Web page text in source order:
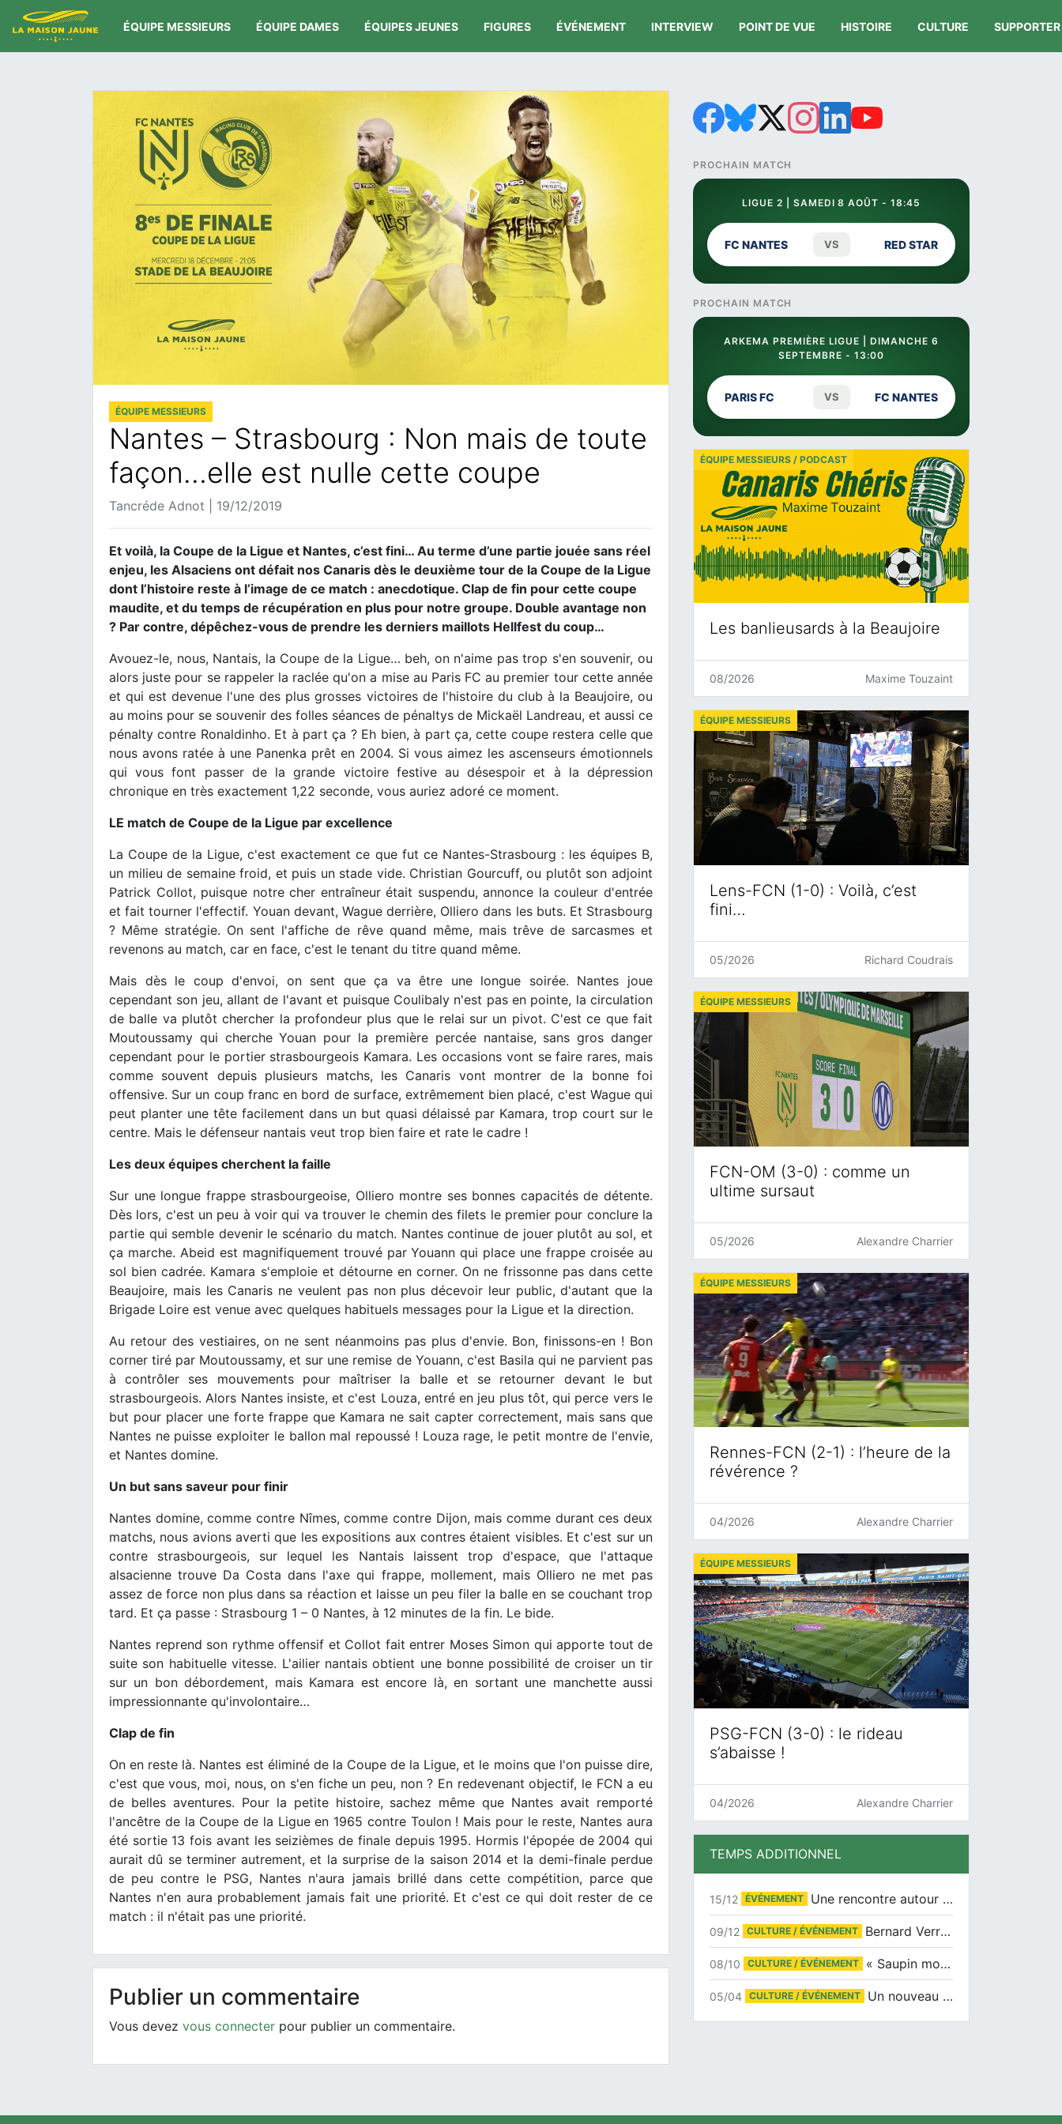
ÉQUIPE MESSIEURS ÉQUIPE DAMES ÉQUIPES JEUNES FIGURES ÉVÉNEMENT INTERVIEW POINT DE VUE HISTOIRE CULTURE SUPPORTER
ÉQUIPE MESSIEURS
Nantes – Strasbourg : Non mais de toute
façon…elle est nulle cette coupe
Tancréde Adnot | 19/12/2019
Et voilà, la Coupe de la Ligue et Nantes, c’est fini… Au terme d’une partie jouée sans réel
enjeu, les Alsaciens ont défait nos Canaris dès le deuxième tour de la Coupe de la Ligue
dont l’histoire reste à l’image de ce match : anecdotique. Clap de fin pour cette coupe
maudite, et du temps de récupération en plus pour notre groupe. Double avantage non
? Par contre, dépêchez-vous de prendre les derniers maillots Hellfest du coup…
Avouez-le, nous, Nantais, la Coupe de la Ligue… beh, on n'aime pas trop s'en souvenir, ou
alors juste pour se rappeler la raclée qu'on a mise au Paris FC au premier tour cette année
et qui est devenue l'une des plus grosses victoires de l'histoire du club à la Beaujoire, ou
au moins pour se souvenir des folles séances de pénaltys de Mickaël Landreau, et aussi ce
pénalty contre Ronaldinho. Et à part ça ? Eh bien, à part ça, cette coupe restera celle que
nous avons ratée à une Panenka prêt en 2004. Si vous aimez les ascenseurs émotionnels
qui vous font passer de la grande victoire festive au désespoir et à la dépression
chronique en très exactement 1,22 seconde, vous auriez adoré ce moment.
LE match de Coupe de la Ligue par excellence
La Coupe de la Ligue, c'est exactement ce que fut ce Nantes-Strasbourg : les équipes B,
un milieu de semaine froid, et puis un stade vide. Christian Gourcuff, ou plutôt son adjoint
Patrick Collot, puisque notre cher entraîneur était suspendu, annonce la couleur d'entrée
et fait tourner l'effectif. Youan devant, Wague derrière, Olliero dans les buts. Et Strasbourg
? Même stratégie. On sent l'affiche de rêve quand même, mais trêve de sarcasmes et
revenons au match, car en face, c'est le tenant du titre quand même.
Mais dès le coup d'envoi, on sent que ça va être une longue soirée. Nantes joue
cependant son jeu, allant de l'avant et puisque Coulibaly n'est pas en pointe, la circulation
de balle va plutôt chercher la profondeur plus que le relai sur un pivot. C'est ce que fait
Moutoussamy qui cherche Youan pour la première percée nantaise, sans gros danger
cependant pour le portier strasbourgeois Kamara. Les occasions vont se faire rares, mais
comme souvent depuis plusieurs matchs, les Canaris vont montrer de la bonne foi
offensive. Sur un coup franc en bord de surface, extrêmement bien placé, c'est Wague qui
peut planter une tête facilement dans un but quasi délaissé par Kamara, trop court sur le
centre. Mais le défenseur nantais veut trop bien faire et rate le cadre !
Les deux équipes cherchent la faille
Sur une longue frappe strasbourgeoise, Olliero montre ses bonnes capacités de détente.
Dès lors, c'est un peu à voir qui va trouver le chemin des filets le premier pour conclure la
partie qui semble devenir le scénario du match. Nantes continue de jouer plutôt au sol, et
ça marche. Abeid est magnifiquement trouvé par Youann qui place une frappe croisée au
sol bien cadrée. Kamara s'emploie et détourne en corner. On ne frissonne pas dans cette
Beaujoire, mais les Canaris ne veulent pas non plus décevoir leur public, d'autant que la
Brigade Loire est venue avec quelques habituels messages pour la Ligue et la direction.
Au retour des vestiaires, on ne sent néanmoins pas plus d'envie. Bon, finissons-en ! Bon
corner tiré par Moutoussamy, et sur une remise de Youann, c'est Basila qui ne parvient pas
à contrôler ses mouvements pour maîtriser la balle et se retourner devant le but
strasbourgeois. Alors Nantes insiste, et c'est Louza, entré en jeu plus tôt, qui perce vers le
but pour placer une forte frappe que Kamara ne sait capter correctement, mais sans que
Nantes ne puisse exploiter le ballon mal repoussé ! Louza rage, le petit montre de l'envie,
et Nantes domine.
Un but sans saveur pour finir
Nantes domine, comme contre Nîmes, comme contre Dijon, mais comme durant ces deux
matchs, nous avions averti que les expositions aux contres étaient visibles. Et c'est sur un
contre strasbourgeois, sur lequel les Nantais laissent trop d'espace, que l'attaque
alsacienne trouve Da Costa dans l'axe qui frappe, mollement, mais Olliero ne met pas
assez de force non plus dans sa réaction et laisse un peu filer la balle en se couchant trop
tard. Et ça passe : Strasbourg 1 – 0 Nantes, à 12 minutes de la fin. Le bide.
Nantes reprend son rythme offensif et Collot fait entrer Moses Simon qui apporte tout de
suite son habituelle vitesse. L'ailier nantais obtient une bonne possibilité de croiser un tir
sur un bon débordement, mais Kamara est encore là, en sortant une manchette aussi
impressionnante qu'involontaire…
Clap de fin
On en reste là. Nantes est éliminé de la Coupe de la Ligue, et le moins que l'on puisse dire,
c'est que vous, moi, nous, on s'en fiche un peu, non ? En redevenant objectif, le FCN a eu
de belles aventures. Pour la petite histoire, sachez même que Nantes avait remporté
l'ancêtre de la Coupe de la Ligue en 1965 contre Toulon ! Mais pour le reste, Nantes aura
été sortie 13 fois avant les seizièmes de finale depuis 1995. Hormis l'épopée de 2004 qui
aurait dû se terminer autrement, et la surprise de la saison 2014 et la demi-finale perdue
de peu contre le PSG, Nantes n'aura jamais brillé dans cette compétition, parce que
Nantes n'en aura probablement jamais fait une priorité. Et c'est ce qui doit rester de ce
match : il n'était pas une priorité.
Publier un commentaire
Vous devez vous connecter pour publier un commentaire.
PROCHAIN MATCH
LIGUE 2 | SAMEDI 8 AOÛT - 18:45
FC NANTES VS RED STAR
PROCHAIN MATCH
ARKEMA PREMIÈRE LIGUE | DIMANCHE 6
SEPTEMBRE - 13:00
PARIS FC VS FC NANTES
Les banlieusards à la Beaujoire
ÉQUIPE MESSIEURS / PODCAST
08/2026 Maxime Touzaint
Lens-FCN (1-0) : Voilà, c’est
fini…
ÉQUIPE MESSIEURS
05/2026 Richard Coudrais
FCN-OM (3-0) : comme un
ultime sursaut
ÉQUIPE MESSIEURS
05/2026 Alexandre Charrier
Rennes-FCN (2-1) : l’heure de la
révérence ?
ÉQUIPE MESSIEURS
04/2026 Alexandre Charrier
PSG-FCN (3-0) : le rideau
s’abaisse !
ÉQUIPE MESSIEURS
04/2026 Alexandre Charrier
TEMPS ADDITIONNEL
15/12 ÉVÉNEMENT Une rencontre autour de Jean-Claude Suaudeau
09/12 CULTURE / ÉVÉNEMENT Bernard Verret en dédicaces le samedi 13 décembre à l’Espace Culturel Atlantis
08/10 CULTURE / ÉVÉNEMENT « Saupin mon amour » au salon du livre de Trentemoult
05/04 CULTURE / ÉVÉNEMENT Un nouveau tirage pour le Docu-BD